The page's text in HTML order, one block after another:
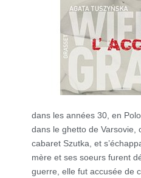
dans les années 30, en
dans le ghetto de Varsovie,
cabaret Szutka, et
mère et ses soeurs furent
guerre, elle fut accusée de